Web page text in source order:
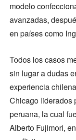
modelo
avanzadas,
en países como
Todos los casos
sin lugar a dudas
experiencia
Chicago liderados
peruana, la cual
Alberto Fujimori,